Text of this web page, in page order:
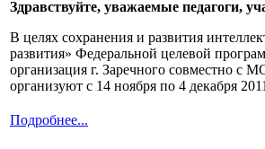
Здравствуйте, уважаемые педагоги,
В целях сохранения и развития
развития» Федеральной целевой
организация г. Заречного совместно
организуют с 14 ноября по 4 декабря
Подробнее...